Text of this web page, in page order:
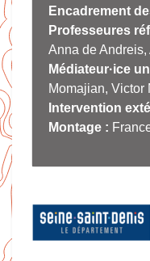
Encadrement
Professeures
Anna de Andreis,
Médiateur·ice
Momajian, Victor
Intervention
Montage :